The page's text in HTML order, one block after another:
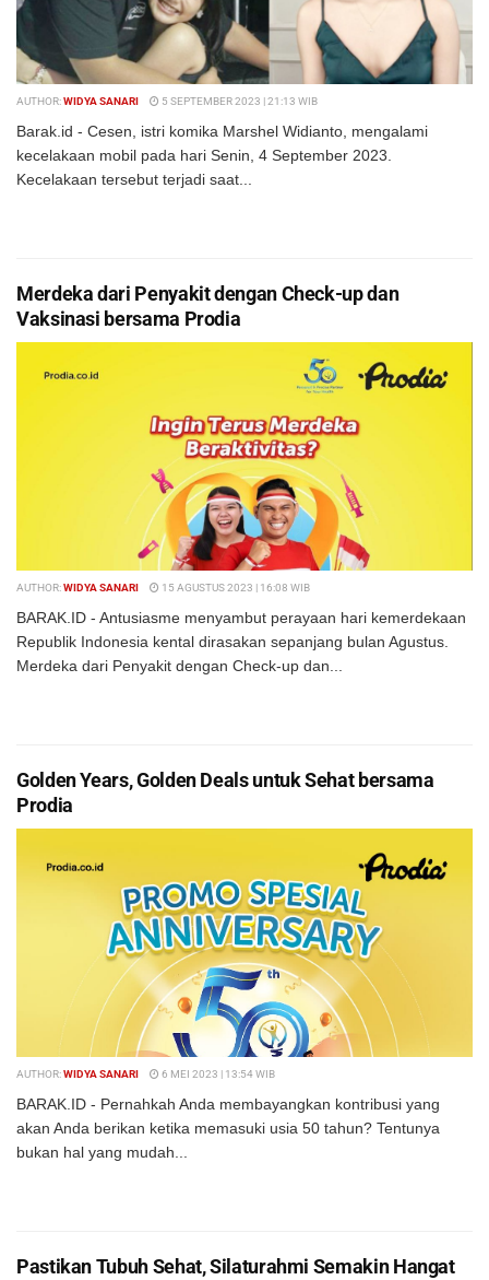
AUTHOR:WIDYA SANARI 5 SEPTEMBER 2023 | 21:13 WIB
Barak.id - Cesen, istri komika Marshel Widianto, mengalami
kecelakaan mobil pada hari Senin, 4 September 2023.
Kecelakaan tersebut terjadi saat...
Merdeka dari Penyakit dengan Check-up dan
Vaksinasi bersama Prodia
AUTHOR:WIDYA SANARI 15 AGUSTUS 2023 | 16:08 WIB
BARAK.ID - Antusiasme menyambut perayaan hari kemerdekaan
Republik Indonesia kental dirasakan sepanjang bulan Agustus.
Merdeka dari Penyakit dengan Check-up dan...
Golden Years, Golden Deals untuk Sehat bersama
Prodia
AUTHOR:WIDYA SANARI 6 MEI 2023 | 13:54 WIB
BARAK.ID - Pernahkah Anda membayangkan kontribusi yang
akan Anda berikan ketika memasuki usia 50 tahun? Tentunya
bukan hal yang mudah...
Pastikan Tubuh Sehat, Silaturahmi Semakin Hangat